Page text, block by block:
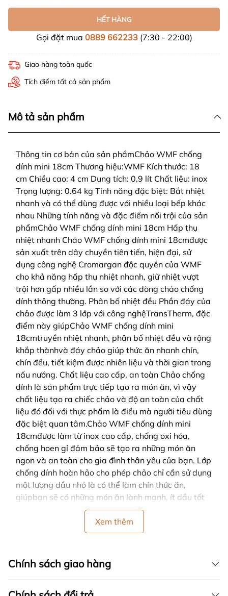
HẾT HÀNG
Gọi đặt mua 0889 662233(7:30 - 22:00)
Giao hàng toàn quốc
Tích điểm tất cả sản phẩm
Mô tả sản phẩm
Thông tin cơ bản của sản phẩmChảo WMF chống
dính mini 18cm Thương hiệu:WMF Kích thước: 18
cm Chiều cao: 4 cm Dung tích: 0,9 lít Chất liệu: inox
Trọng lượng: 0.64 kg Tính năng đặc biệt: Bắt nhiệt
nhanh và có thể dùng được với nhiều loại bếp khác
nhau Những tính năng và đặc điểm nổi trội của sản
phẩmChảo WMF chống dính mini 18cm Hấp thụ
nhiệt nhanh Chảo WMF chống dính mini 18cmđược
sản xuất trên dây chuyền tiên tiến, hiện đại, sử
dụng công nghệ Cromargan độc quyền của WMF
cho khả năng hấp thụ nhiệt nhanh, giữ nhiệt vượt
trội hơn gấp nhiều lần so với các dòng chảo chống
dính thông thường. Phân bố nhiệt đều Phần đáy của
chảo được làm 3 lớp với công nghệTransTherm, đặc
điểm này giúpChảo WMF chống dính mini
18cmtruyền nhiệt nhanh, phân bố nhiệt đều và rộng
khắp thànhvà đáy chảo giúp thức ăn nhanh chín,
chín đều, tiết kiệm được nhiên liệu và thời gian trong
nấu nướng. Chất liệu cao cấp, an toàn Chảo chống
dính là sản phẩm trực tiếp tạo ra món ăn, vì vậy
chất liệu tạo ra chiếc chảo và độ an toàn của chất
liệu đó đối với thực phẩm là điều mà người tiêu dùng
đặc biệt quan tâm.Chảo WMF chống dính mini
18cmđược làm từ inox cao cấp, chống oxi hóa,
chống hoen gỉ đảm bảo sẽ tạo ra những món ăn
ngon và an toàn cho gia đình thân yêu của bạn. Lớp
chống dính hoàn hảo cho phép chảo chỉ cần sử dụng
một lượng dầu nhỏ là có thể làm chín thức ăn,
giúpbạn sẽ có những món ăn lành mạnh, ít dầu tốt
cho sức khỏe. Tay cầm tiện dụng Tay cầm được thiết
kế dài, vừa tay,rất chắc chắn, đồng thờicách
nhiệttốt do có sử dụng công nghệCool – Technology.
thoải mái khi bưng bê, di chuyển trong quá trình nấu
ăn mà khong cần lo lắng gì nhé. Dễ dàng vệ sinh
Xem thêm
Chính sách giao hàng